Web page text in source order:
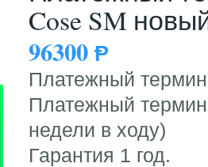
Cose SM
96300 Ᵽ
Платежный
Платежный
недели в ходу)
Гарантия 1 год.